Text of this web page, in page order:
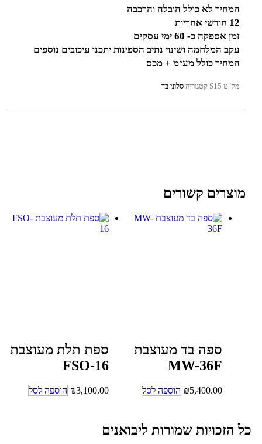
מוצרים קשורים
ספה בד מעוצבת
MW-36F
₪5,400.00 הוספה לסל
ספת תלת מעוצבת
FSO-16
₪3,100.00 הוספה לסל
המחיר לא כולל הובלה והרכבה
12 חודשי אחריות
זמן אספקה כ- 60 ימי עסקים
עקב המלחמה ושינוי נתיב הספינות יתכנו עיכובים נוספים
המחיר כולל מע״מ + מכס
מק"טS15 קטגוריה סלוני בד
כל הזכויות שמורות ליבואנים